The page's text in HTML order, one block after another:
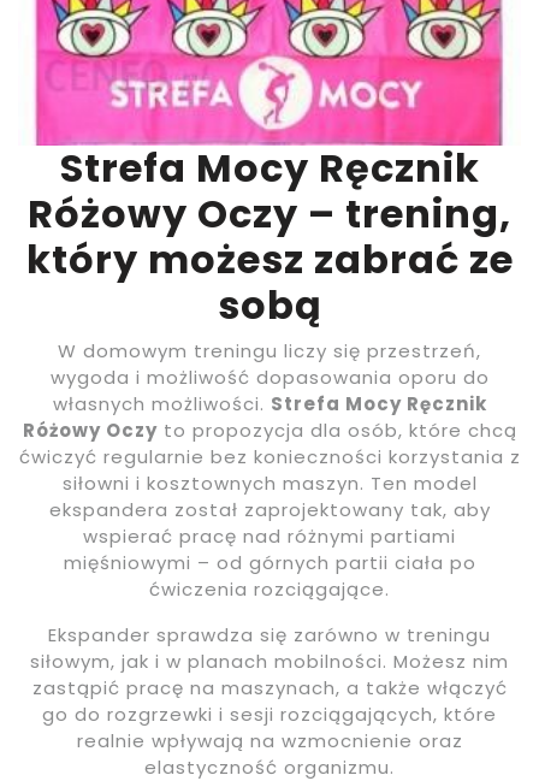
Strefa Mocy Ręcznik
Różowy Oczy – trening,
który możesz zabrać ze
sobą
W domowym treningu liczy się przestrzeń,
wygoda i możliwość dopasowania oporu do
własnych możliwości. Strefa Mocy Ręcznik
Różowy Oczyto propozycja dla osób, które chcą
ćwiczyć regularnie bez konieczności korzystania z
siłowni i kosztownych maszyn. Ten model
ekspandera został zaprojektowany tak, aby
wspierać pracę nad różnymi partiami
mięśniowymi – od górnych partii ciała po
ćwiczenia rozciągające.
Ekspander sprawdza się zarówno w treningu
siłowym, jak i w planach mobilności. Możesz nim
zastąpić pracę na maszynach, a także włączyć
go do rozgrzewki i sesji rozciągających, które
realnie wpływają na wzmocnienie oraz
elastyczność organizmu.